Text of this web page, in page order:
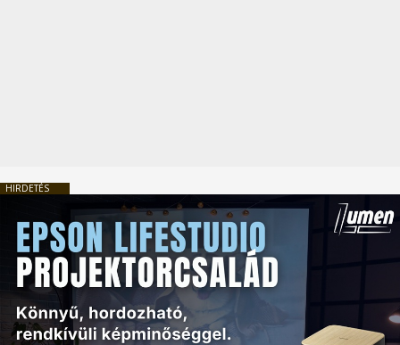
HIRDETÉS